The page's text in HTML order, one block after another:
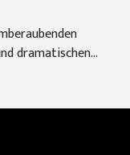
dramatischen...